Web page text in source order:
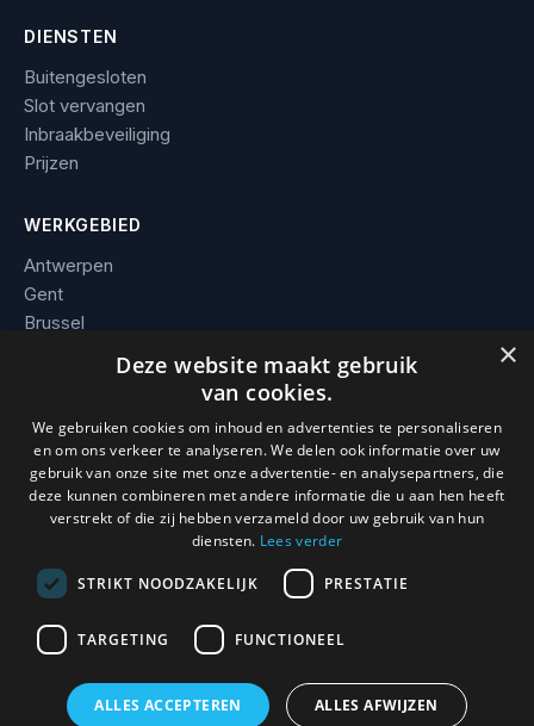
DIENSTEN
Buitengesloten
Slot vervangen
Inbraakbeveiliging
Prijzen
WERKGEBIED
Antwerpen
Gent
Brussel
Alle steden →
BEDRIJF
Contact
Werkgebied
© 2026 Slotenmaker Mathias. KBO 0736.938.296 · BE 0736 938
296 · Erkend en verzekerd vakman.
×
Deze website maakt gebruik
van cookies.
We gebruiken cookies om inhoud en advertenties te personaliseren
en om ons verkeer te analyseren. We delen ook informatie over uw
gebruik van onze site met onze advertentie- en analysepartners, die
deze kunnen combineren met andere informatie die u aan hen heeft
verstrekt of die zij hebben verzameld door uw gebruik van hun
diensten. Lees verder
STRIKT NOODZAKELIJK PRESTATIE
TARGETING FUNCTIONEEL
ALLES ACCEPTEREN ALLES AFWIJZEN